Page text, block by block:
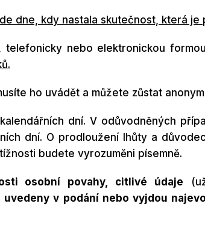
dne, kdy nastala skutečnost, která je
telefonicky nebo elektronickou
ho uvádět a můžete zůstat
dní. V odůvodněných
dní. O prodloužení lhůty a
budete vyrozuměni písemně.
osobní povahy, citlivé údaje
uvedeny v podání nebo vyjdou